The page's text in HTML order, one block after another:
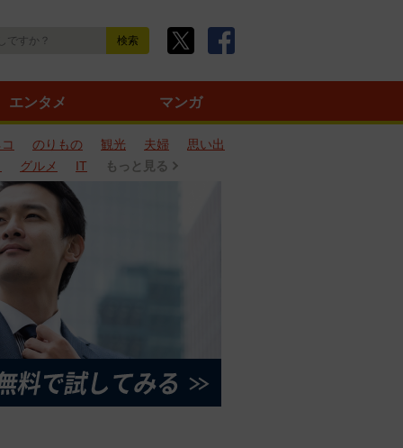
エンタメ マンガ
のりもの 観光 夫婦
思い出
グルメ IT もっと見る